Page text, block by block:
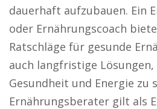
dauerhaft aufzubauen. Ein
oder Ernährungscoach
Ratschläge für gesunde
auch langfristige
Gesundheit und Energie zu
Ernährungsberater gilt als